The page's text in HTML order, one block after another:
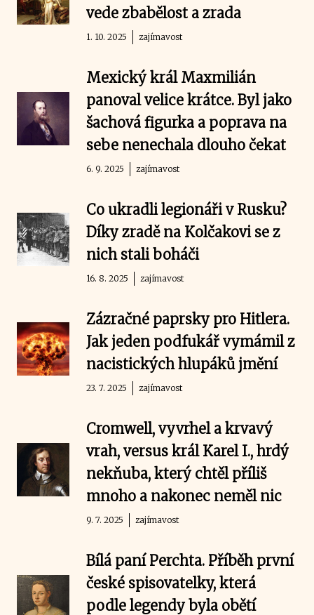
vede zbabělost a zrada
1. 10. 2025 zajímavost
Mexický král Maxmilián
panoval velice krátce. Byl jako
šachová figurka a poprava na
sebe nenechala dlouho čekat
6. 9. 2025 zajímavost
Co ukradli legionáři v Rusku?
Díky zradě na Kolčakovi se z
nich stali boháči
16. 8. 2025 zajímavost
Zázračné paprsky pro Hitlera.
Jak jeden podfukář vymámil z
nacistických hlupáků jmění
23. 7. 2025 zajímavost
Cromwell, vyvrhel a krvavý
vrah, versus král Karel I., hrdý
nekňuba, který chtěl příliš
mnoho a nakonec neměl nic
9. 7. 2025 zajímavost
Bílá paní Perchta. Příběh první
české spisovatelky, která
podle legendy byla obětí